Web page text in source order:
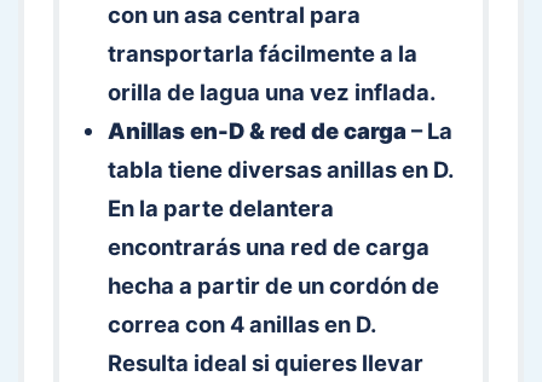
con un asa central para
transportarla fácilmente a la
orilla de lagua una vez inflada.
Anillas en-D & red de carga – La
tabla tiene diversas anillas en D.
En la parte delantera
encontrarás una red de carga
hecha a partir de un cordón de
correa con 4 anillas en D.
Resulta ideal si quieres llevar